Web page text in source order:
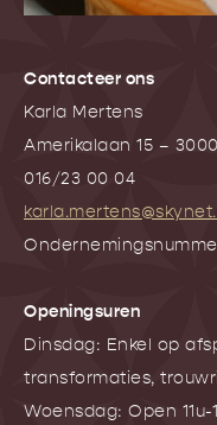
Contacteer ons
Karla Mertens
Amerikalaan 15 –
016/23 00 04
Openingsuren
Dinsdag: Enkel op
transformaties,
Woensdag: Open 11u-